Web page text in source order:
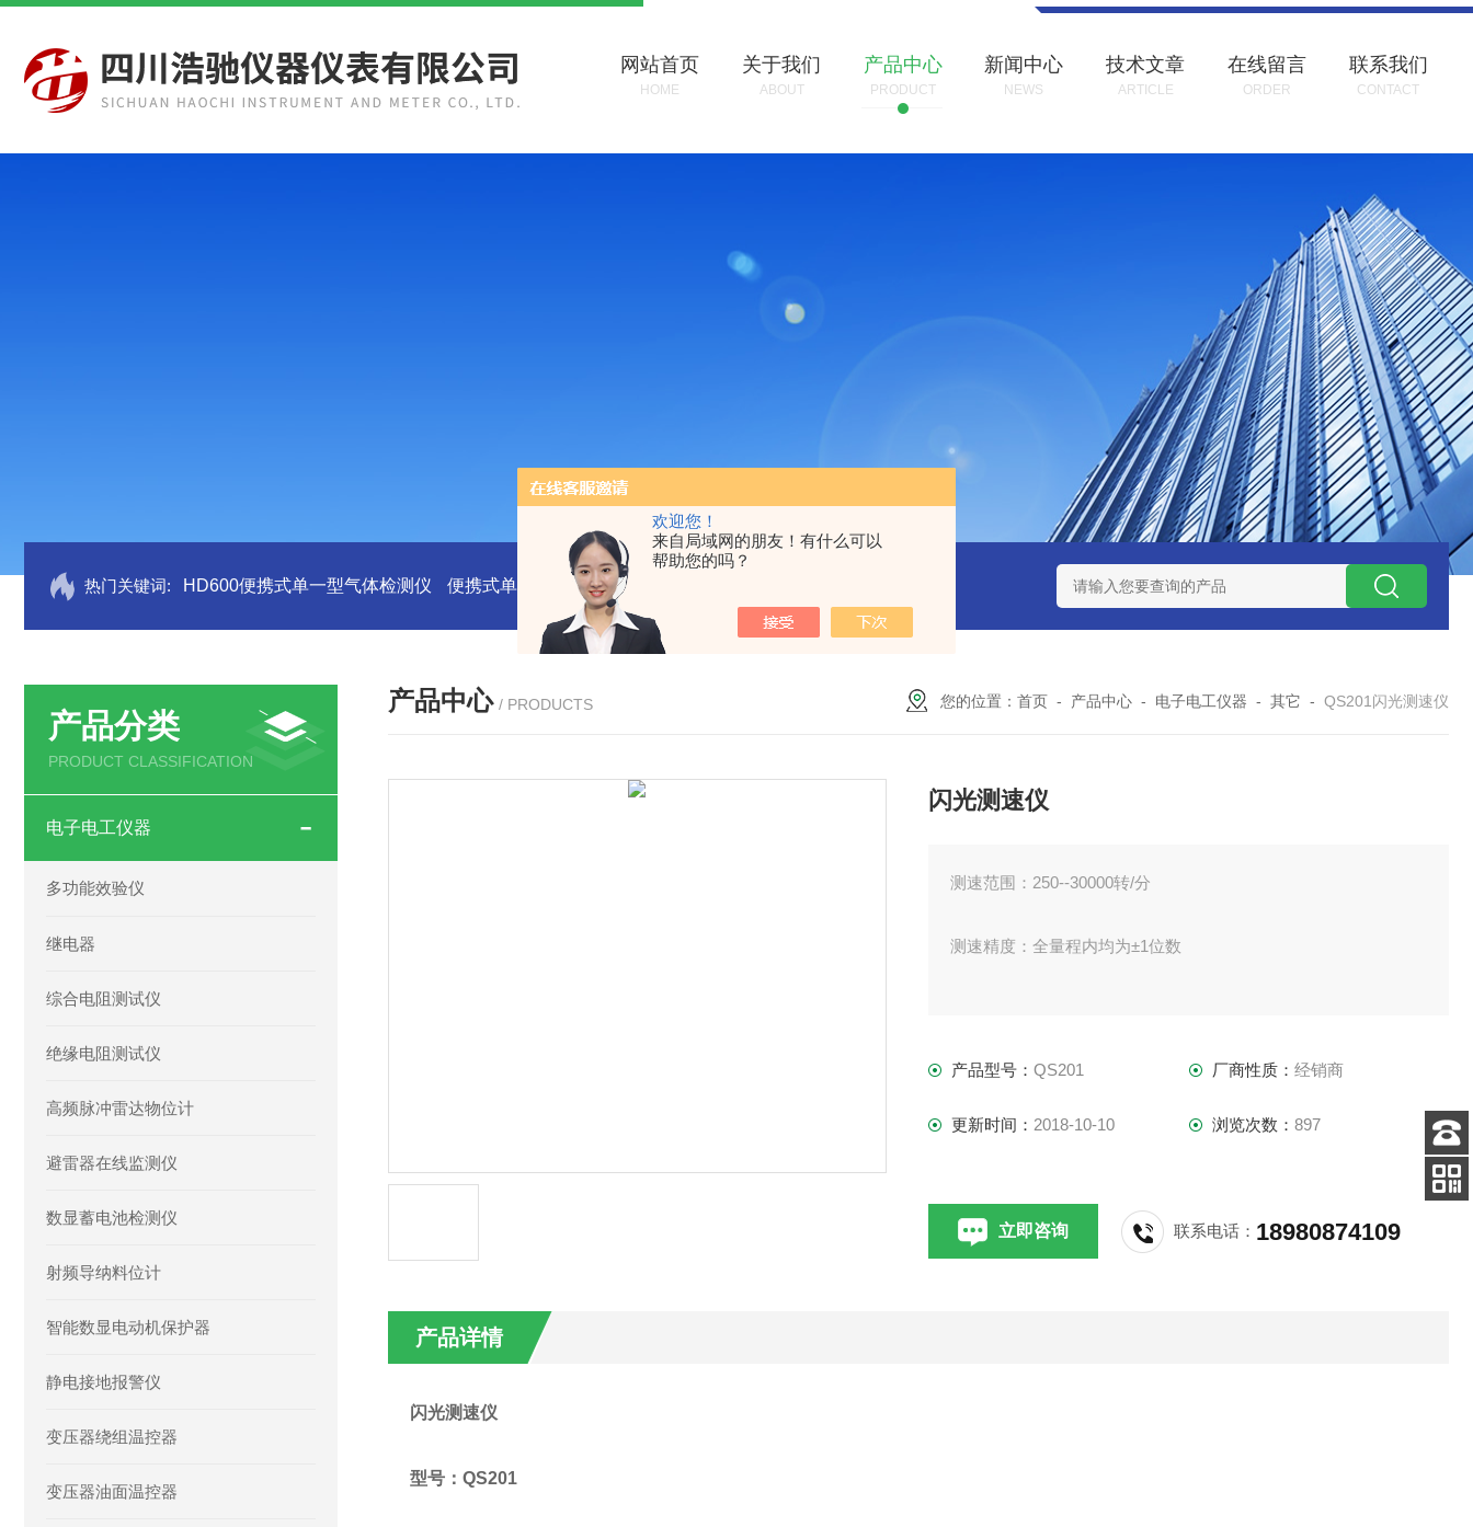
欢迎您！
来自局域网的朋友！有什么可以
帮助您的吗？
网站首页
HOME
关于我们
ABOUT
产品中心
PRODUCT
新闻中心
NEWS
技术文章
ARTICLE
在线留言
ORDER
联系我们
CONTACT
热门关键词: HD600便携式单一型气体检测仪 便携式单一气体检测仪 GAXT手持式单一气体检测仪 加拿大BW
产品分类
PRODUCT CLASSIFICATION
电子电工仪器
多功能效验仪
继电器
综合电阻测试仪
绝缘电阻测试仪
高频脉冲雷达物位计
避雷器在线监测仪
数显蓄电池检测仪
射频导纳料位计
智能数显电动机保护器
静电接地报警仪
变压器绕组温控器
变压器油面温控器
产品中心 / PRODUCTS 您的位置： 首页 - 产品中心 - 电子电工仪器 - 其它 - QS201闪光测速仪
闪光测速仪
测速范围：250--30000转/分
测速精度：全量程内均为±1位数
显示：五位LED数字显示
尺寸：130mmX220mm
重量：0.85kg
产品型号：QS201 厂商性质： 经销商
更新时间： 2018-10-10 浏览次数： 897
立即咨询 联系电话： 18980874109
产品详情
闪光测速仪
型号：QS201
客服
电话